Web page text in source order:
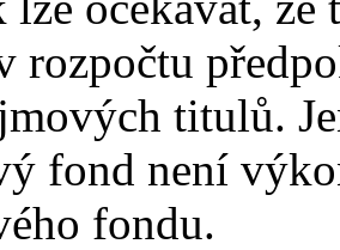
rozpočtu
titulů.
fond není
fondu.